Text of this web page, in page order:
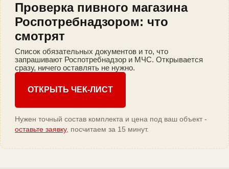
Проверка пивного магазина
Роспотребнадзором: что
смотрят
Список обязательных документов и то, что
запрашивают Роспотребнадзор и МЧС. Открывается
сразу, ничего оставлять не нужно.
ОТКРЫТЬ ЧЕК-ЛИСТ
Нужен точный состав комплекта и цена под ваш объект -
оставьте заявку, посчитаем за 15 минут.